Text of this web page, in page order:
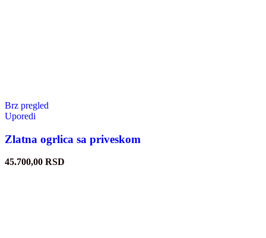
Brz pregled
Uporedi
Zlatna ogrlica sa priveskom
45.700,00 RSD